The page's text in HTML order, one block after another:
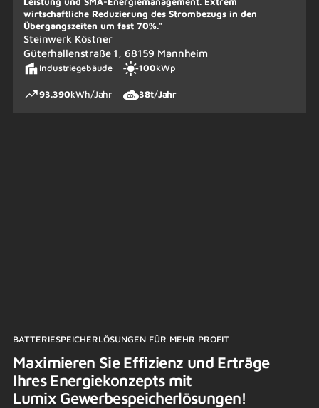
wirtschaftliche Reduzierung des Strombezugs in den
Übergangszeiten um fast 70%."
Steinwerk Köstner
Güterhallenstraße 1, 68159 Mannheim
Industriegebäude 100kWp
93.390kWh/Jahr 38t/Jahr
BATTERIESPEICHERLÖSUNGEN FÜR MEHR PROFIT
Maximieren Sie Effizienz und Erträge
Ihres Energiekonzepts mit
Lumix Gewerbespeicherlösungen!